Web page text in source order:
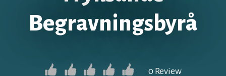
Begravningsbyrå
0 Review